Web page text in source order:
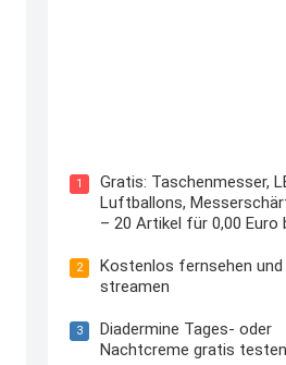
1
Gratis: Taschenmesser,
Luftballons,
– 20 Artikel für 0,00 Euro
2
Kostenlos fernsehen und
streamen
3
Diadermine Tages- oder
Nachtcreme gratis testen